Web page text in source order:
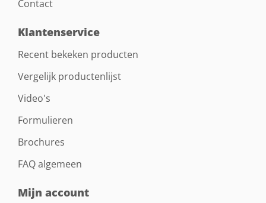
Contact
Klantenservice
Recent bekeken producten
Vergelijk productenlijst
Video's
Formulieren
Brochures
FAQ algemeen
Mijn account